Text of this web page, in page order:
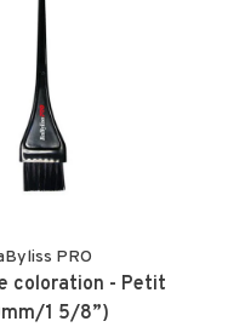
PRO
coloration - Petit
1 5/8”)